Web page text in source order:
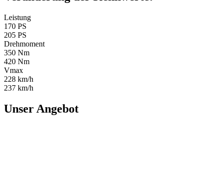
Leistung
170 PS
205 PS
Drehmoment
350 Nm
420 Nm
Vmax
228 km/h
237 km/h
Unser Angebot